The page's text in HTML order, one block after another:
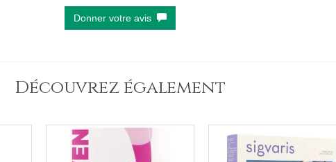
Donner votre avis
Découvrez également